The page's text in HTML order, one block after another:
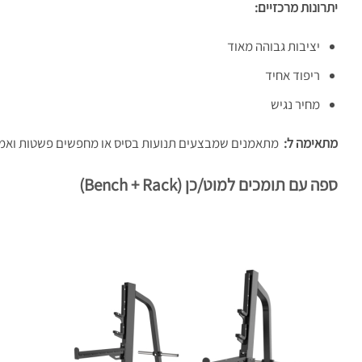
יתרונות מרכזיים:
יציבות גבוהה מאוד
ריפוד אחיד
מחיר נגיש
מתאימה ל: מתאמנים שמבצעים תנועות בסיס או מחפשים פשטות
ספה עם תומכים למוט/כן(Bench + Rack)